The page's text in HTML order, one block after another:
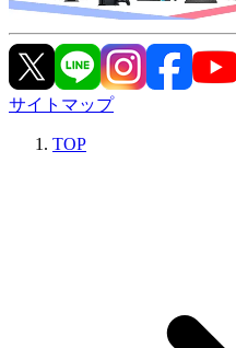
サイトマップ
TOP